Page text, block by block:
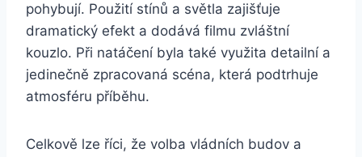
pohybují. Použití stínů‍ a světla zajišťuje
dramatický efekt a dodává filmu ⁤zvláštní
kouzlo. Při natáčení byla také‌ využita detailní a
jedinečně zpracovaná scéna, která podtrhuje
atmosféru příběhu.
Celkově lze říci, že volba ⁤vládních budov a‍